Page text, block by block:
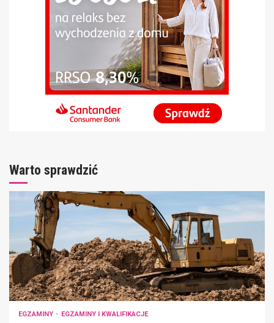
Warto sprawdzić
EGZAMINY EGZAMINY I KWALIFIKACJE